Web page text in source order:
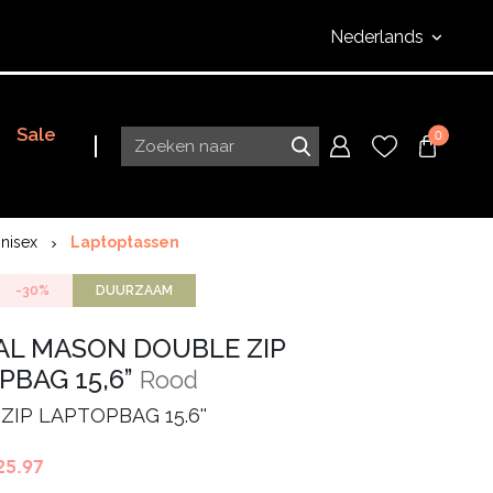
Nederlands
Sale 0
Laptoptassen
-30% DUURZAAM
MASON DOUBLE ZIP
15,6” Rood
LAPTOPBAG 15.6''